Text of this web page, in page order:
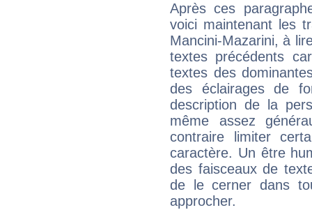
Après ces
voici maintenant les
Mancini-Mazarini, à
textes précédents
textes des
des éclairages de
description de la
même assez
contraire limiter
caractère. Un être
des faisceaux de
de le cerner dans
approcher.